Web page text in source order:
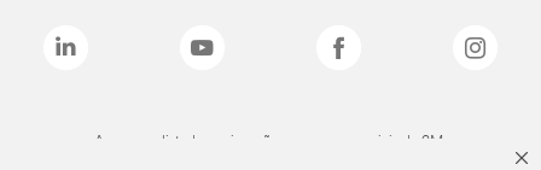
As marcas listadas a cima são marcas comerciais da 3M.